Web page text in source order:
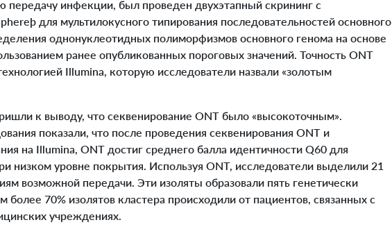
передачу инфекции, был проведен двухэтапный скрининг с
для мультилокусного типирования последовательностей основного
однонуклеотидных полиморфизмов основного генома на основе
ранее опубликованных пороговых значений. Точность ONT
Illumina, которую исследователи назвали «золотым
к выводу, что секвенирование ONT было «высокоточным».
показали, что после проведения секвенирования ONT и
на Illumina, ONT достиг среднего балла идентичности Q60 для
низком уровне покрытия. Используя ONT, исследователи выделили 21
возможной передачи. Эти изоляты образовали пять генетически
более 70% изолятов кластера происходили от пациентов, связанных с
учреждениях.